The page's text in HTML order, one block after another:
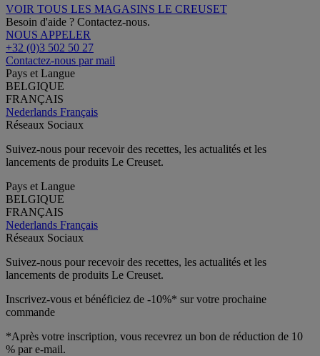
VOIR TOUS LES MAGASINS LE CREUSET
Besoin d'aide ? Contactez-nous.
NOUS APPELER
+32 (0)3 502 50 27
Contactez-nous par mail
Pays et Langue
BELGIQUE
FRANÇAIS
Nederlands Français
Réseaux Sociaux
Suivez-nous pour recevoir des recettes, les actualités et les
lancements de produits Le Creuset.
Pays et Langue
BELGIQUE
FRANÇAIS
Nederlands Français
Réseaux Sociaux
Suivez-nous pour recevoir des recettes, les actualités et les
lancements de produits Le Creuset.
Inscrivez-vous et bénéficiez de -10%* sur votre prochaine
commande
*Après votre inscription, vous recevrez un bon de réduction de 10
% par e-mail.